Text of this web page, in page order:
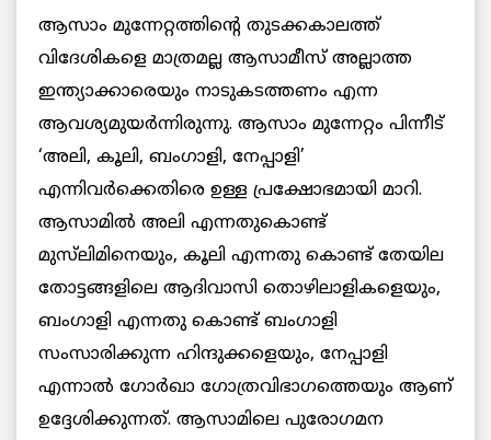
ആസാം മുന്നേറ്റത്തിന്റെ തുടക്കകാലത്ത്
വിദേശികളെ മാത്രമല്ല ആസാമീസ് അല്ലാത്ത
ഇന്ത്യാക്കാരെയും നാടുകടത്തണം എന്ന
ആവശ്യമുയര്‍ന്നിരുന്നു. ആസാം മുന്നേറ്റം പിന്നീട്
‘അലി, കൂലി, ബംഗാളി, നേപ്പാളി’
എന്നിവര്‍ക്കെതിരെ ഉള്ള പ്രക്ഷോഭമായി മാറി.
ആസാമില്‍ അലി എന്നതുകൊണ്ട്
മുസ്‌ലിമിനെയും, കൂലി എന്നതു കൊണ്ട് തേയില
തോട്ടങ്ങളിലെ ആദിവാസി തൊഴിലാളികളെയും,
ബംഗാളി എന്നതു കൊണ്ട് ബംഗാളി
സംസാരിക്കുന്ന ഹിന്ദുക്കളെയും, നേപ്പാളി
എന്നാല്‍ ഗോര്‍ഖാ ഗോത്രവിഭാഗത്തെയും ആണ്
ഉദ്ദേശിക്കുന്നത്. ആസാമിലെ പുരോഗമന